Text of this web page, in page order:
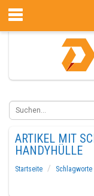
ARTIKEL MIT
HANDYHÜLLE
Startseite Schlagworte